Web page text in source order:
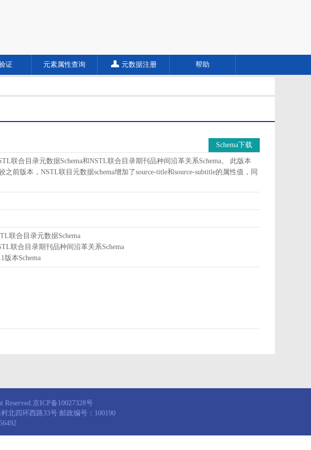
证 元素属性查询 元数据注册 帮助
Schema下载
联合目录元数据Schema和NSTL联合目录期刊品种间沿革关系Schema。 此版本
前版本，NSTL联目元数据schema增加了source-title和source-subtitle的属性值，同
联合目录元数据Schema
联合目录期刊品种间沿革关系Schema
版本Schema
京ICP备10027328号
北四环西路33号 邮政编号：100190